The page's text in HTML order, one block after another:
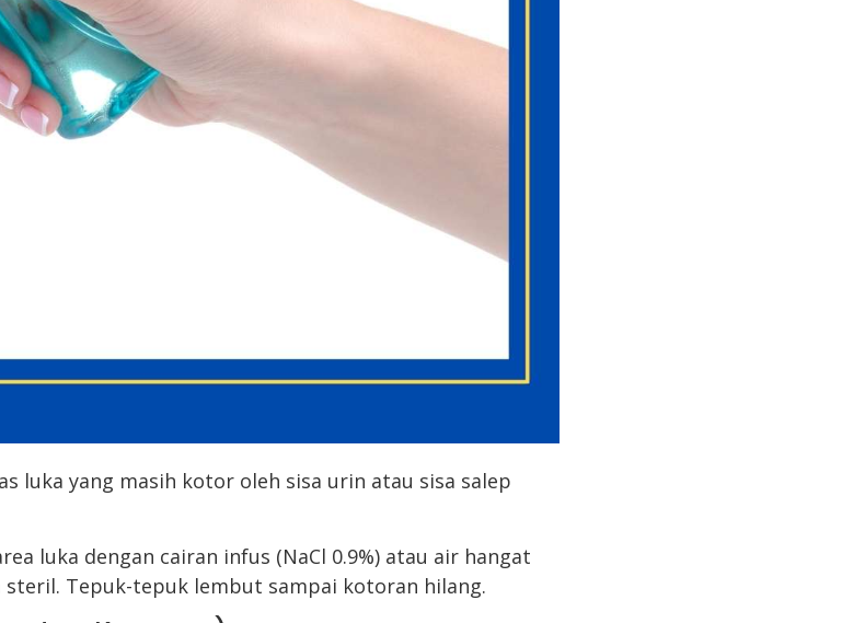
luka yang masih kotor oleh sisa urin atau sisa salep
luka dengan cairan infus (NaCl 0.9%) atau air hangat
steril. Tepuk-tepuk lembut sampai kotoran hilang.